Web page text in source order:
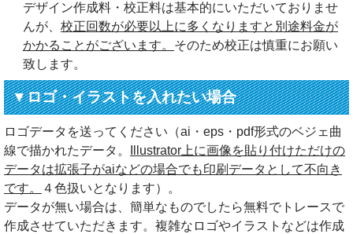
デザイン作成料・校正料は基本的にいただいておりませ
んが、 校正回数が必要以上に多くなりますと別途料金が
かかることがございます。 そのため校正は慎重にお願い
致します。
▼ロゴ・イラストを入れたい場合
ロゴデータを送ってください（ai・eps・pdf形式のベジェ曲
線で描かれたデータ。
Illustrator上に画像を貼り付けただけの
データは拡張子がaiなどの場合でも印刷データとして不向き
です。
４色扱いとなります）。
データが無い場合は、簡単なものでしたら無料でトレースで
作成させていただきます。複雑なロゴやイラストなどは作成